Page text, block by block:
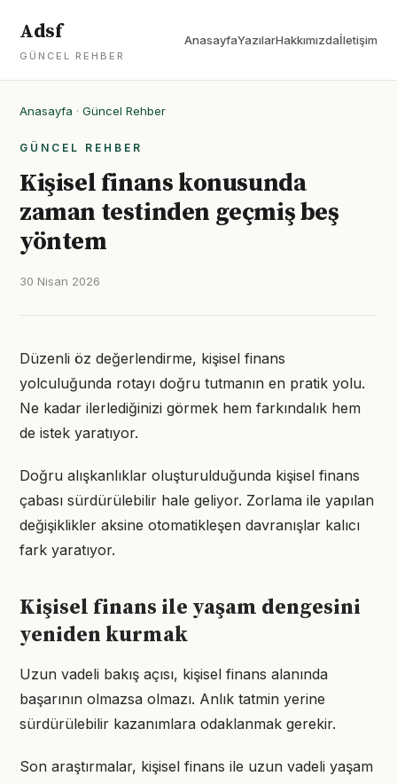
Adsf
GÜNCEL REHBER
AnasayfaYazılarHakkımızdaİletişim
Anasayfa · Güncel Rehber
GÜNCEL REHBER
Kişisel finans konusunda
zaman testinden geçmiş beş
yöntem
30 Nisan 2026
Düzenli öz değerlendirme, kişisel finans
yolculuğunda rotayı doğru tutmanın en pratik yolu.
Ne kadar ilerlediğinizi görmek hem farkındalık hem
de istek yaratıyor.
Doğru alışkanlıklar oluşturulduğunda kişisel finans
çabası sürdürülebilir hale geliyor. Zorlama ile yapılan
değişiklikler aksine otomatikleşen davranışlar kalıcı
fark yaratıyor.
Kişisel finans ile yaşam dengesini
yeniden kurmak
Uzun vadeli bakış açısı, kişisel finans alanında
başarının olmazsa olmazı. Anlık tatmin yerine
sürdürülebilir kazanımlara odaklanmak gerekir.
Son araştırmalar, kişisel finans ile uzun vadeli yaşam